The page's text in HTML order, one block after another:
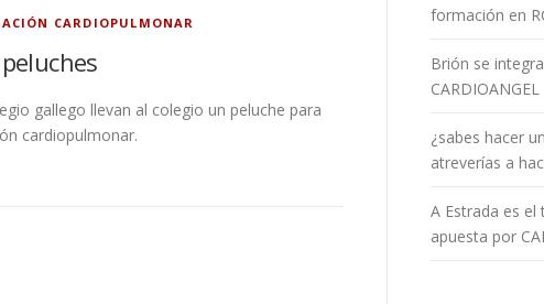
CARDIOPULMONAR
gallego llevan al colegio un peluche para
cardiopulmonar.
formación en
Brión se
CARDIOANGEL
¿sabes hacer
atreverías a
A Estrada es el
apuesta por